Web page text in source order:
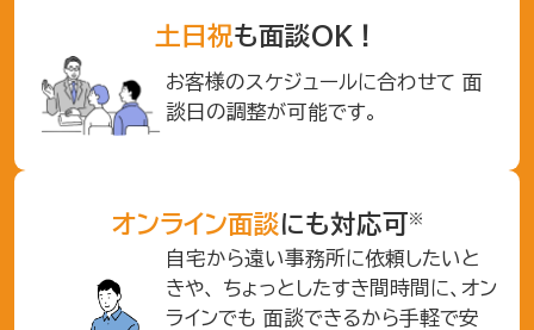
土日祝も面談OK！
お客様のスケジュールに合わせて 面
談日の調整が可能です。
オンライン面談にも対応可 ※
自宅から遠い事務所に依頼したいと
きや、
ちょっとしたすき間時間に、オン
ラインでも 面談できるから手軽で安